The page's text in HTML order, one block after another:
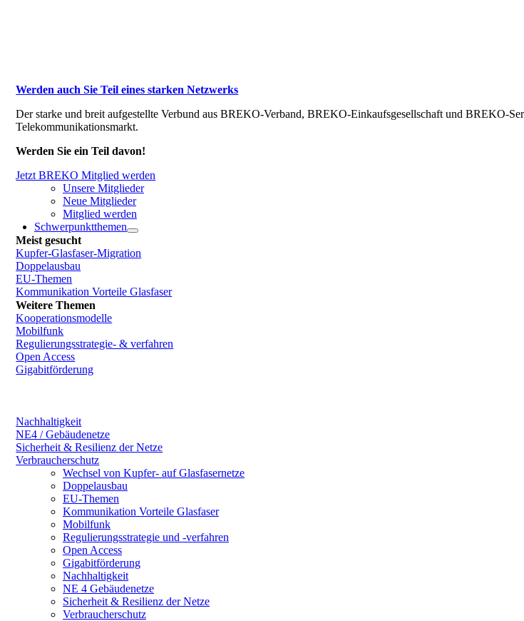
Werden auch Sie Teil eines starken Netzwerks
Der starke und breit aufgestellte Verbund aus BREKO-Verband, BREKO-Einkaufsgesellschaft und BREKO-
Telekommunikationsmarkt.
Werden Sie ein Teil davon!
Jetzt BREKO Mitglied werden
Unsere Mitglieder
Neue Mitglieder
Mitglied werden
Schwerpunktthemen
Meist gesucht
Kupfer-Glasfaser-Migration
Doppelausbau
EU-Themen
Kommunikation Vorteile Glasfaser
Weitere Themen
Kooperationsmodelle
Mobilfunk
Regulierungsstrategie- & verfahren
Open Access
Gigabitförderung
Nachhaltigkeit
NE4 / Gebäudenetze
Sicherheit & Resilienz der Netze
Verbraucherschutz
Wechsel von Kupfer- auf Glasfasernetze
Doppelausbau
EU-Themen
Kommunikation Vorteile Glasfaser
Mobilfunk
Regulierungsstrategie und -verfahren
Open Access
Gigabitförderung
Nachhaltigkeit
NE 4 Gebäudenetze
Sicherheit & Resilienz der Netze
Verbraucherschutz